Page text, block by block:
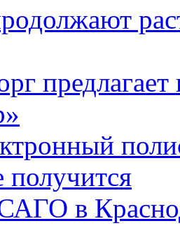
предлагает
получится
в